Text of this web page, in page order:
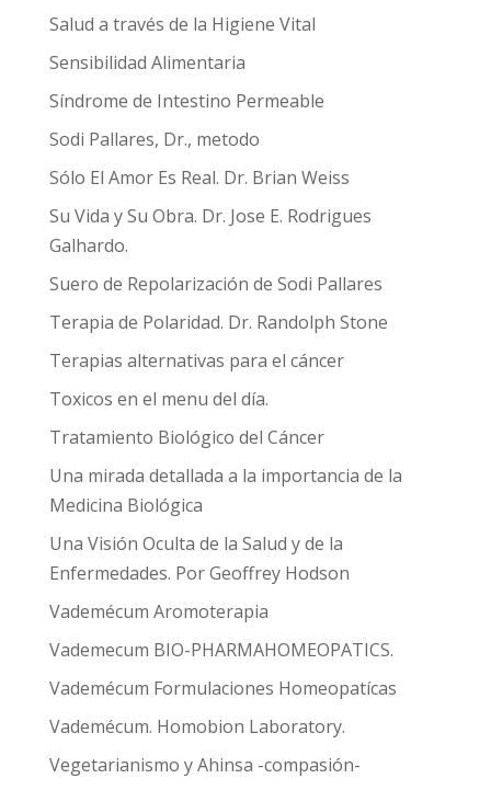
Salud a través de la Higiene Vital
Sensibilidad Alimentaria
Síndrome de Intestino Permeable
Sodi Pallares, Dr., metodo
Sólo El Amor Es Real. Dr. Brian Weiss
Su Vida y Su Obra. Dr. Jose E. Rodrigues
Galhardo.
Suero de Repolarización de Sodi Pallares
Terapia de Polaridad. Dr. Randolph Stone
Terapias alternativas para el cáncer
Toxicos en el menu del día.
Tratamiento Biológico del Cáncer
Una mirada detallada a la importancia de la
Medicina Biológica
Una Visión Oculta de la Salud y de la
Enfermedades. Por Geoffrey Hodson
Vademécum Aromoterapia
Vademecum BIO-PHARMAHOMEOPATICS.
Vademécum Formulaciones Homeopatícas
Vademécum. Homobion Laboratory.
Vegetarianismo y Ahinsa -compasión-